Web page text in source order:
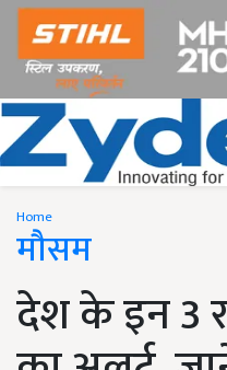
Home
मौसम
देश के इन 3